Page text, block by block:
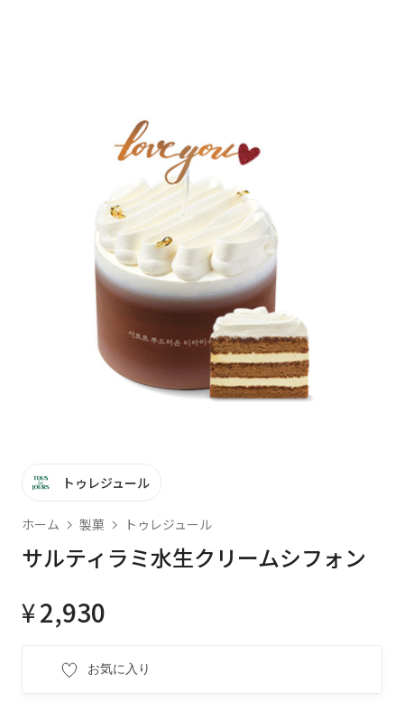
トゥレジュール
ホーム 製菓 トゥレジュール
サルティラミ水生クリームシフォン
¥2,930
お気に入り